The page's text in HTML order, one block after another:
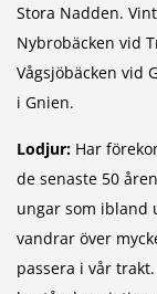
Stora Nadden.
Nybrobäcken vid
Vågsjöbäcken vid
i Gnien.
Lodjur:Har
de senaste 50
ungar som ibland
vandrar över
passera i vår